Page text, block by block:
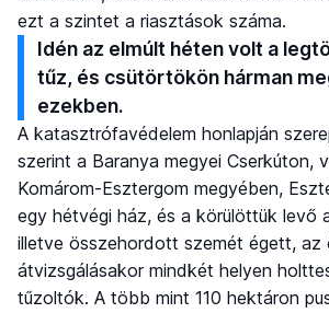
ezt a szintet a riasztások száma.
Idén az elmúlt héten volt a
tűz, és csütörtökön hárman
ezekben.
A katasztrófavédelem honlapján
szerint a Baranya megyei Cserkúton,
Komárom-Esztergom megyében,
egy hétvégi ház, és a körülöttük levő
illetve összehordott szemét égett, az
átvizsgálásakor mindkét helyen
tűzoltók. A több mint 110 hektáron